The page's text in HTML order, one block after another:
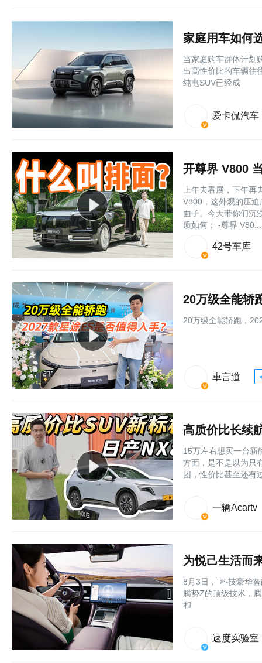
家庭用车如何
当家庭购车群体计划
出高性价比的车辆往
纯电SUV已经成
爱卡侃汽车
开尊界 V800
上午去看展，下午
V800，这外观的压
面子。今天带你们沉
质如何； -尊界
42号车库
20万级全能轿
20万级全能轿跑，
車言道
高质价比长续
15万左右想买一台新
方面，是不是以为只
团，性价比甚至还有
一辆Acartv
为悦己生活而
8月3日，“科技豪华
腾势Z的顶级技术，
和
速度实验室